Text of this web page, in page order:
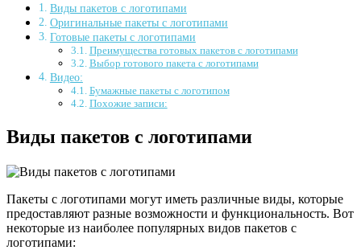
Виды пакетов с логотипами
Оригинальные пакеты с логотипами
Готовые пакеты с логотипами
Преимущества готовых пакетов с логотипами
Выбор готового пакета с логотипами
Видео:
Бумажные пакеты с логотипом
Похожие записи:
Виды пакетов с логотипами
Пакеты с логотипами могут иметь различные виды, которые
предоставляют разные возможности и функциональность. Вот
некоторые из наиболее популярных видов пакетов с
логотипами: